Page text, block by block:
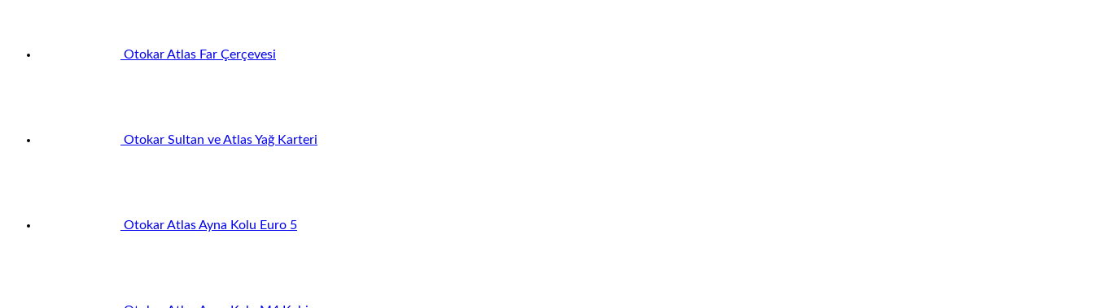
Otokar Atlas Far Çerçevesi
Otokar Sultan ve Atlas Yağ Karteri
Otokar Atlas Ayna Kolu Euro 5